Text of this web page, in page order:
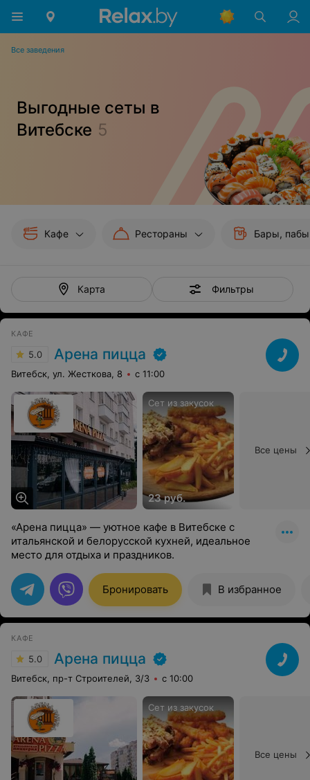
Все заведения
Выгодные сеты в
Витебске 5
Кафе Рестораны Бары, пабы
Карта Фильтры
КАФЕ
5.0 Арена пицца
Витебск, ул. Жесткова, 8 с 11:00
Сет из закусок
23 руб.
Все цены
«Арена пицца» — уютное кафе в Витебске с
итальянской и белорусской кухней, идеальное
место для отдыха и праздников.
Бронировать В избранное
КАФЕ
5.0 Арена пицца
Витебск, пр-т Строителей, 3/3 с 10:00
Сет из закусок
Все цены